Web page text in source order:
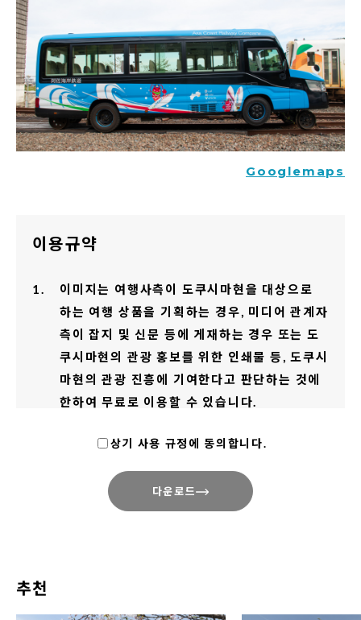
Googlemaps
이용규약
이미지는 여행사측이 도쿠시마현을 대상으로
하는 여행 상품을 기획하는 경우, 미디어 관계자
측이 잡지 및 신문 등에 게재하는 경우 또는 도
쿠시마현의 관광 홍보를 위한 인쇄물 등, 도쿠시
마현의 관광 진흥에 기여한다고 판단하는 것에
한하여 무료로 이용할 수 있습니다.
그림엽서나 사진집 등 사진 그 자체에 상품 가치
되어 있습니다.
이미지를 사용할 때는 사용한 결과물을 아래의
상기 사용 규정에 동의합니다.
다운로드
추천